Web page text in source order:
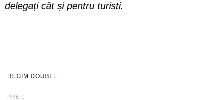
delegați cât și pentru turiști.
REGIM DOUBLE
PRET: